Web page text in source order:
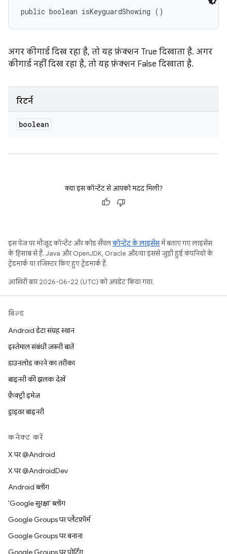
public boolean isKeyguardShowing ()
अगर कीगार्ड दिख रहा है, तो यह फ़ंक्शन True दिखाता है. अगर
कीगार्ड नहीं दिख रहा है, तो यह फ़ंक्शन False दिखाता है.
रिटर्न
boolean
क्या इस कॉन्टेंट से आपको मदद मिली?
इस पेज पर मौजूद कॉन्टेंट और कोड सैंपलकॉन्टेंट के लाइसेंसमें बताए गए लाइसेंस
के हिसाब से हैं. Java और OpenJDK, Oracle और/या इससे जुड़ी हुई कंपनियों के
ट्रेडमार्क या रजिस्टर किए हुए ट्रेडमार्क हैं.
आखिरी बार 2026-06-22 (UTC) को अपडेट किया गया.
बिल्ड
Android डेटा संग्रह स्थान
इस्तेमाल संबंधी ज़रूरी बातें
डाउनलोड करने का तरीका
बाइनरी की झलक देखें
फ़ैक्ट्री इमेज
ड्राइवर बाइनरी
कनेक्ट करें
X पर @Android
X पर @AndroidDev
Android ब्लॉग
'Google सुरक्षा' ब्लॉग
Google Groups पर प्लैटफ़ॉर्म
Google Groups पर बनाना
Google Groups पर पोर्टिंग